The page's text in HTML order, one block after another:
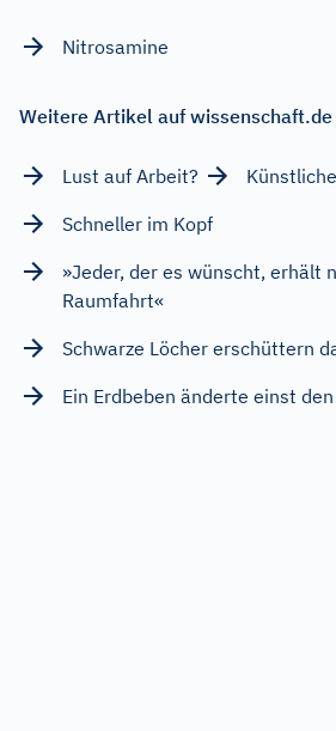
Nitrosamine
Weitere Artikel auf wissenschaft.de
Lust auf Arbeit?
Schneller im Kopf
»Jeder, der es wünscht, erhält
Raumfahrt«
Schwarze Löcher erschüttern
Ein Erdbeben änderte einst